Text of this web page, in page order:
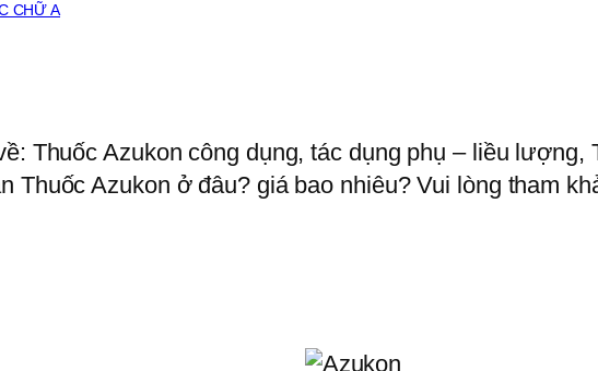
CHỮ A
Thuốc Azukon công dụng, tác dụng phụ – liều
Thuốc Azukon ở đâu? giá bao nhiêu? Vui lòng tham